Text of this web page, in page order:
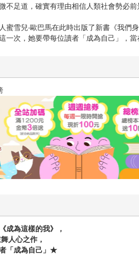
不足道，確實有理由相信人類社會勢必前
蜜雪兒‧歐巴馬在此時出版了新書《我
一次，她要帶每位讀者「成為自己」，
年暢銷榜
成為這樣的我》，
人心之作，
「成為自己」★